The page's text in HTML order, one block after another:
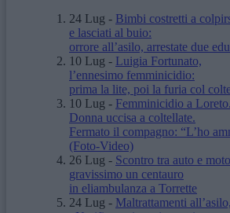
24 Lug - Bimbi costretti a
e lasciati al buio:
orrore all’asilo, arrestate due
10 Lug - Luigia Fortunato,
l’ennesimo femminicidio:
prima la lite, poi la furia col
10 Lug - Femminicidio a Loreto.
Donna uccisa a coltellate.
Fermato il compagno: “L’ho
(Foto-Video)
26 Lug - Scontro tra auto e
gravissimo un centauro
in eliambulanza a Torrette
24 Lug - Maltrattamenti